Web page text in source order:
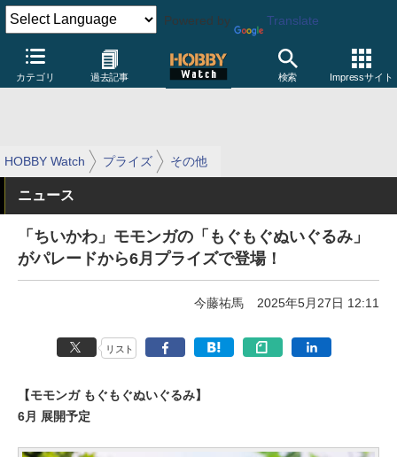
Powered by Translate
カテゴリ 過去記事 検索 Impressサイト
HOBBY Watch プライズ その他
ニュース
「ちいかわ」モモンガの「もぐもぐぬいぐるみ」
がパレードから6月プライズで登場！
今藤祐馬 2025年5月27日 12:11
リスト
【モモンガ もぐもぐぬいぐるみ】
6月 展開予定